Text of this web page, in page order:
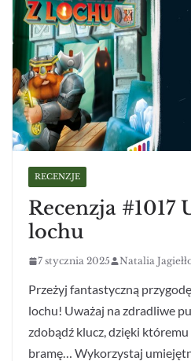
RECENZJE
Recenzja #1017
lochu
7 stycznia 2025 Natalia
Przeżyj fantastyczną
lochu! Uważaj na zdradliwe
zdobądź klucz, dzięki
bramę… Wykorzystaj